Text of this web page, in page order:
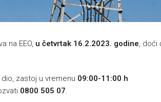
na EEO, u četvrtak 16.2.2023. godine, doći
zastoj u vremenu 09:00-11:00 h
0800 505 07.